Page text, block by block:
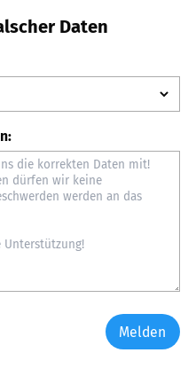
Daten
Melden